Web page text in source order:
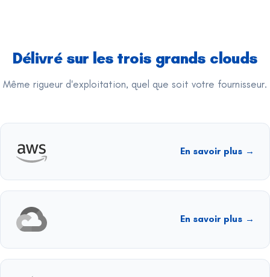
Délivré sur les trois grands clouds
Même rigueur d'exploitation, quel que soit votre fournisseur.
En savoir plus →
En savoir plus →